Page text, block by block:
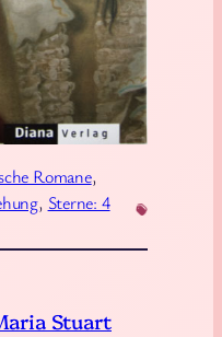
Romane
, Sterne: 4
Stuart